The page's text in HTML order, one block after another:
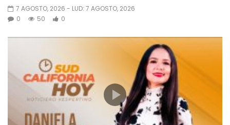
7 AGOSTO, 2026 - LUD: 7 AGOSTO, 2026
0
50 0